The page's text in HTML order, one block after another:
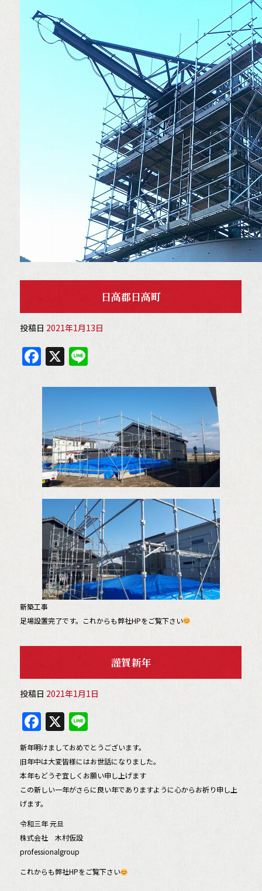
日高郡日高町
投稿日 2021年1月13日
F
a
c
e
b
o
o
k
X Li
e
新築工事
足場設置完了です。これからも弊社HPをご覧下さい
謹賀新年
投稿日 2021年1月1日
F
a
c
e
b
o
o
k
X Li
n
e
新年明けましておめでとうございます。
旧年中は大変皆様にはお世話になりました。
本年もどうぞ宜しくお願い申し上げます
この新しい一年がさらに良い年でありますように心からお祈り申し上
げます。
令和三年 元旦
株式会社 木村仮設
professionalgroup
これからも弊社HPをご覧下さい